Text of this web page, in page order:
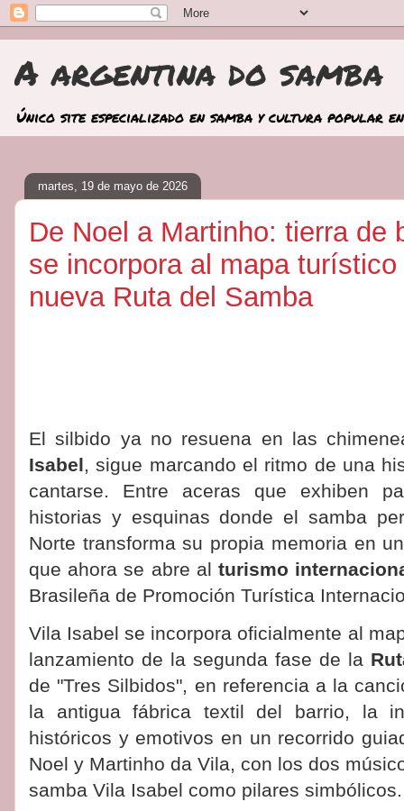
A argentina do samba
Único site especializado en samba y cultura popular
martes, 19 de mayo de 2026
De Noel a Martinho: tierra de
se incorpora al mapa
nueva Ruta del Samba
El silbido ya no resuena en las
Isabel, sigue marcando el ritmo de una
cantarse. Entre aceras que exhiben
historias y esquinas donde el samba
Norte transforma su propia memoria en
que ahora se abre al turismo
Brasileña de Promoción Turística
Vila Isabel se incorpora oficialmente al
lanzamiento de la segunda fase de la
de "Tres Silbidos", en referencia a la
la antigua fábrica textil del barrio, la
históricos y emotivos en un recorrido
Noel y Martinho da Vila, con los dos
samba Vila Isabel como pilares simbólicos.